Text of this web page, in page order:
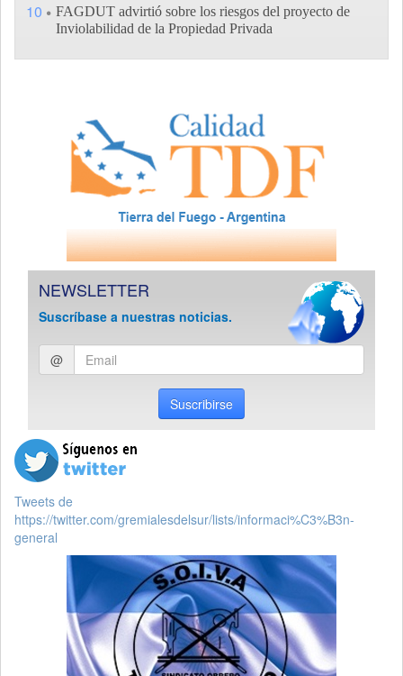
10
FAGDUT advirtió sobre los riesgos del proyecto de
Inviolabilidad de la Propiedad Privada
NEWSLETTER
Suscríbase a nuestras noticias.
Ingresar
email
@
Suscribirse
Tweets de
https://twitter.com/gremialesdelsur/lists/informaci%C3%B3n-
general